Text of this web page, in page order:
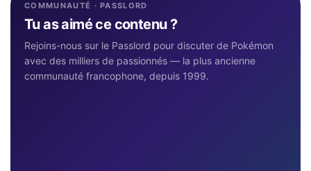
COMMUNAUTÉ · PASSLORD
Tu as aimé ce contenu ?
Rejoins-nous sur le Passlord pour discuter de Pokémon
avec des milliers de passionnés — la plus ancienne
communauté francophone, depuis 1999.